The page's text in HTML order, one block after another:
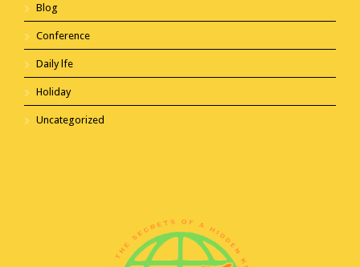
Blog
Conference
Daily lfe
Holiday
Uncategorized